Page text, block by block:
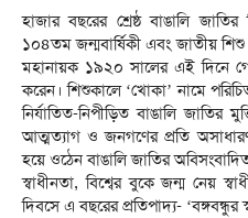
হাজার বছরের শ্রেষ্ঠ বাঙালি
১০৪তম জন্মবার্ষিকী এবং জাতীয়
মহানায়ক ১৯২০ সালের এই দিনে
করেন। শিশুকালে ‘খোকা’ নামে
নির্যাতিত-নিপীড়িত বাঙালি জাতির
আত্মত্যাগ ও জনগণের প্রতি
হয়ে ওঠেন বাঙালি জাতির
স্বাধীনতা, বিশ্বের বুকে জন্ম নেয়
দিবসে এ বছরের প্রতিপাদ্য- ‘বঙ্গবন্ধুর